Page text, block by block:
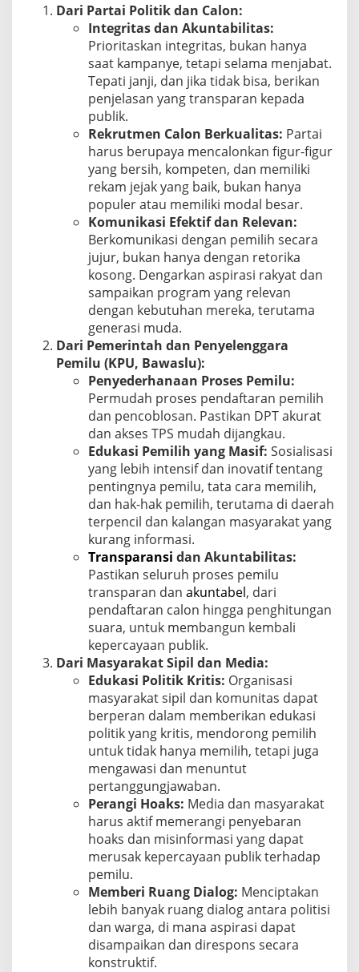
Dari Partai Politik dan Calon:
Integritas dan Akuntabilitas:
Prioritaskan integritas, bukan hanya
saat kampanye, tetapi selama menjabat.
Tepati janji, dan jika tidak bisa, berikan
penjelasan yang transparan kepada
publik.
Rekrutmen Calon Berkualitas: Partai
harus berupaya mencalonkan figur-figur
yang bersih, kompeten, dan memiliki
rekam jejak yang baik, bukan hanya
populer atau memiliki modal besar.
Komunikasi Efektif dan Relevan:
Berkomunikasi dengan pemilih secara
jujur, bukan hanya dengan retorika
kosong. Dengarkan aspirasi rakyat dan
sampaikan program yang relevan
dengan kebutuhan mereka, terutama
generasi muda.
Dari Pemerintah dan Penyelenggara
Pemilu (KPU, Bawaslu):
Penyederhanaan Proses Pemilu:
Permudah proses pendaftaran pemilih
dan pencoblosan. Pastikan DPT akurat
dan akses TPS mudah dijangkau.
Edukasi Pemilih yang Masif: Sosialisasi
yang lebih intensif dan inovatif tentang
pentingnya pemilu, tata cara memilih,
dan hak-hak pemilih, terutama di daerah
terpencil dan kalangan masyarakat yang
kurang informasi.
Transparansi dan Akuntabilitas:
Pastikan seluruh proses pemilu
transparan dan akuntabel, dari
pendaftaran calon hingga penghitungan
suara, untuk membangun kembali
kepercayaan publik.
Dari Masyarakat Sipil dan Media:
Edukasi Politik Kritis: Organisasi
masyarakat sipil dan komunitas dapat
berperan dalam memberikan edukasi
politik yang kritis, mendorong pemilih
untuk tidak hanya memilih, tetapi juga
mengawasi dan menuntut
pertanggungjawaban.
Perangi Hoaks: Media dan masyarakat
harus aktif memerangi penyebaran
hoaks dan misinformasi yang dapat
merusak kepercayaan publik terhadap
pemilu.
Memberi Ruang Dialog: Menciptakan
lebih banyak ruang dialog antara politisi
dan warga, di mana aspirasi dapat
disampaikan dan direspons secara
konstruktif.